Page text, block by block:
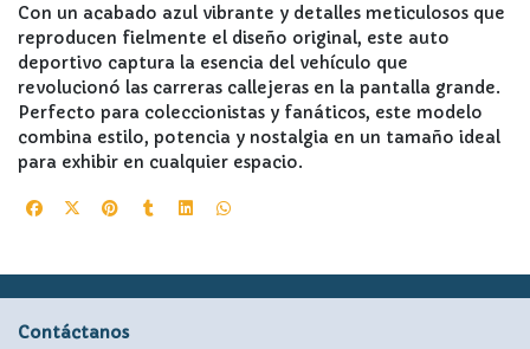
Con un acabado azul vibrante y detalles meticulosos que
reproducen fielmente el diseño original, este auto
deportivo captura la esencia del vehículo que
revolucionó las carreras callejeras en la pantalla grande.
Perfecto para coleccionistas y fanáticos, este modelo
combina estilo, potencia y nostalgia en un tamaño ideal
para exhibir en cualquier espacio.
Contáctanos